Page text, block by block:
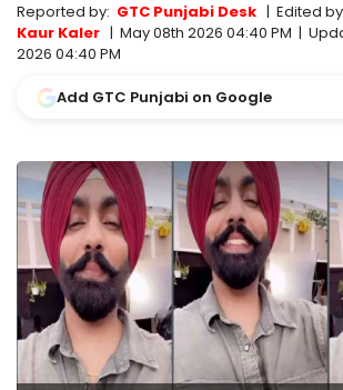
Reported by: GTC Punjabi Desk | Edited
Kaur Kaler | May 08th 2026 04:40 PM |
2026 04:40 PM
Add GTC Punjabi on Google